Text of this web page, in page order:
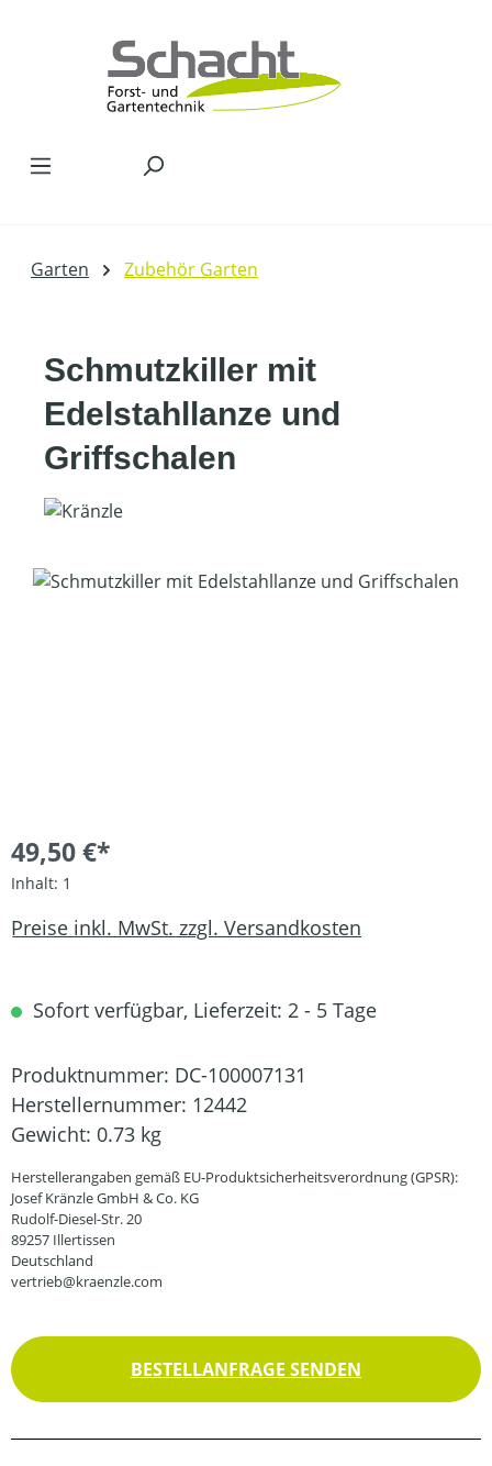
Garten Zubehör Garten
Schmutzkiller mit
Edelstahllanze und
Griffschalen
Bildergalerie überspringen
49,50 €*
Inhalt: 1
Preise inkl. MwSt. zzgl. Versandkosten
Sofort verfügbar, Lieferzeit: 2 - 5 Tage
Produktnummer: DC-100007131
Herstellernummer: 12442
Gewicht: 0.73 kg
Herstellerangaben gemäß EU-Produktsicherheitsverordnung (GPSR):
Josef Kränzle GmbH & Co. KG
Rudolf-Diesel-Str. 20
89257 Illertissen
Deutschland
vertrieb@kraenzle.com
BESTELLANFRAGE SENDEN